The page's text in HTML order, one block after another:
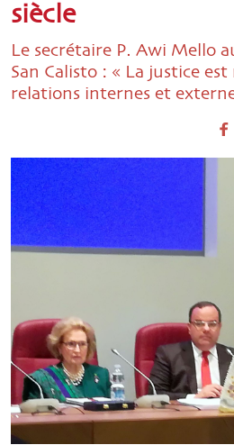
siècle
Le secrétaire P. Awi Mello
San Calisto : « La justice est
relations internes et